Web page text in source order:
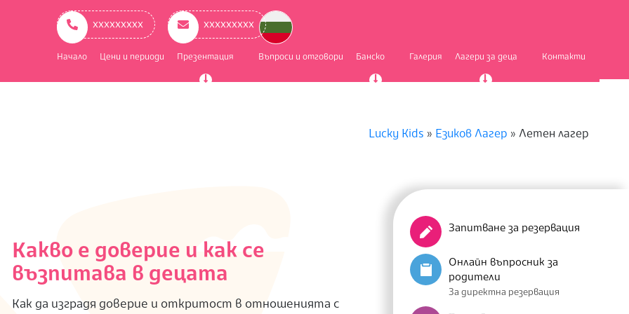
ххххххххх ххххххххх
Начало Цени и периоди Презентация Въпроси и отговори Банско Галерия Лагери за деца Контакти
Lucky Kids » Езиков Лагер » Летен лагер
Какво е доверие и как се
възпитава в децата
Как да изградя доверие и откритост в отношенията с
Запитване за резервация
Онлайн въпросник за
родители
За директна резервация